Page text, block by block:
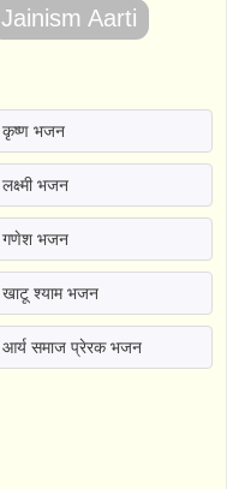
Jainism Aarti
कृष्ण भजन
लक्ष्मी भजन
गणेश भजन
खाटू श्याम भजन
आर्य समाज प्रेरक भजन